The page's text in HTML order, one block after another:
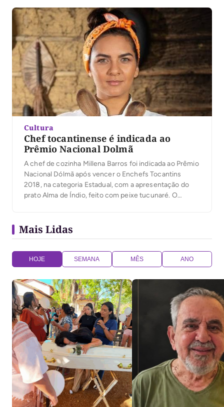
de cozinha que […]
Cultura
Chef tocantinense é indicada ao
Prêmio Nacional Dolmã
A chef de cozinha Millena Barros foi indicada ao Prêmio
Nacional Dólmã após vencer o Enchefs Tocantins
2018, na categoria Estadual, com a apresentação do
prato Alma de Índio, feito com peixe tucunaré. O
estatueta para o Estado, […]
Mais Lidas
HOJE SEMANA MÊS ANO